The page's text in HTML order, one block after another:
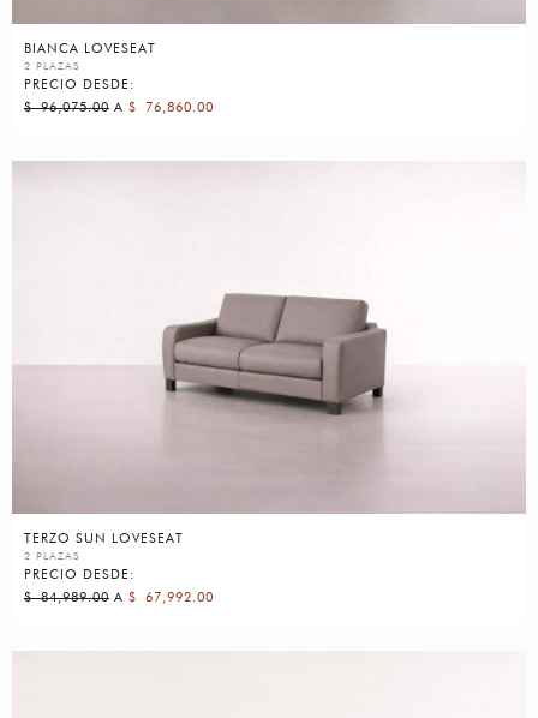
BIANCA LOVESEAT
2 PLAZAS
PRECIO DESDE:
$96,075.00 A $ 76,860.00
TERZO SUN LOVESEAT
2 PLAZAS
PRECIO DESDE:
$84,989.00 A $ 67,992.00